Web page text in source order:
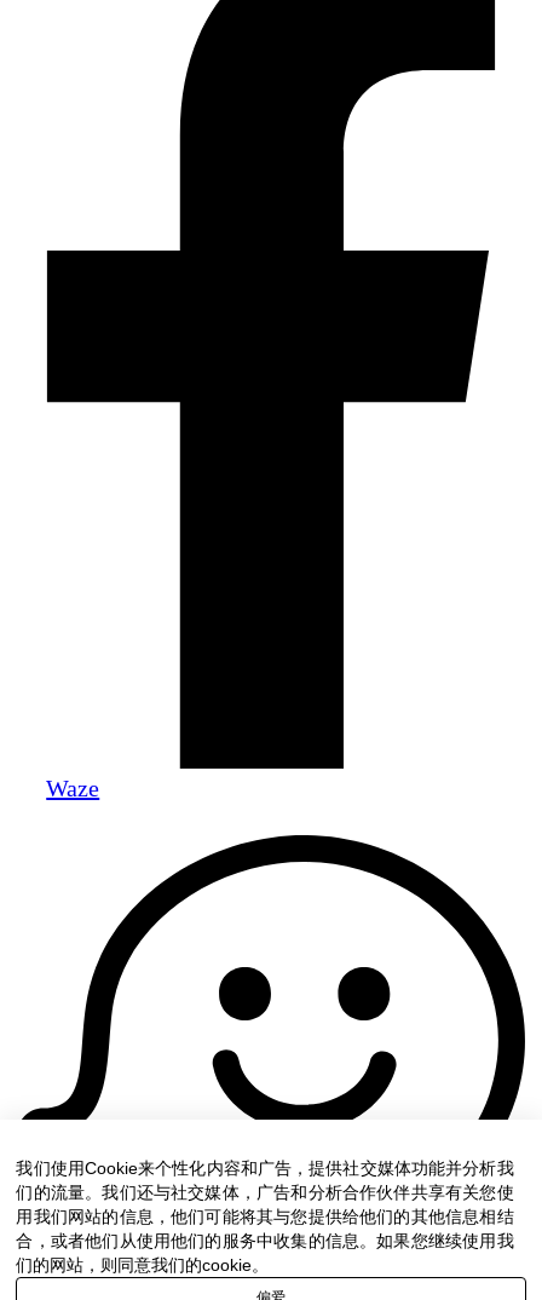
Waze
我们使用Cookie来个性化内容和广告，提供社交媒体功能并分析我
们的流量。我们还与社交媒体，广告和分析合作伙伴共享有关您使
用我们网站的信息，他们可能将其与您提供给他们的其他信息相结
合，或者他们从使用他们的服务中收集的信息。如果您继续使用我
们的网站，则同意我们的cookie。